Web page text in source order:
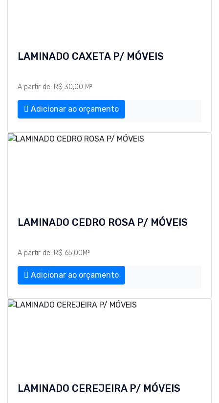
LAMINADO CAXETA P/ MÓVEIS
A partir de: R$ 30,00 M²
Adicionar ao orçamento
LAMINADO CEDRO ROSA P/ MÓVEIS
A partir de: R$ 65,00M²
Adicionar ao orçamento
LAMINADO CEREJEIRA P/ MÓVEIS